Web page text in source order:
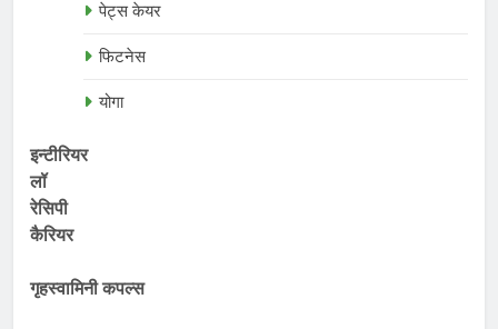
पेट्स केयर
फिटनेस
योगा
इन्टीरियर
लॉ
रेसिपी
कैरियर
गृहस्वामिनी कपल्स